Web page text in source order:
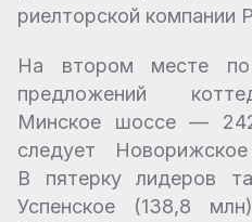
риелторской компании
На втором месте
предложений
Минское шоссе —
следует
В пятерку лидеров
Успенское (138,8